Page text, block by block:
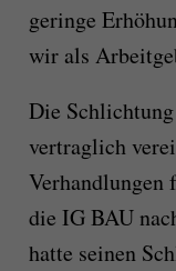
geringe
wir als
Die
vertraglich
Verhandlungen
die IG BAU
hatte seinen